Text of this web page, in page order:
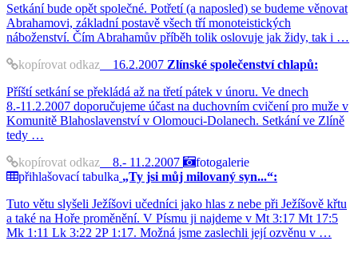
Setkání bude opět společné. Potřetí (a naposled) se budeme věnovat
Abrahamovi, základní postavě všech tří monoteistických
náboženství. Čím Abrahamův příběh tolik oslovuje jak židy, tak i …
kopírovat odkaz 16.2.2007 Zlínské společenství chlapů:
Příští setkání se překládá až na třetí pátek v únoru. Ve dnech
8.-11.2.2007 doporučujeme účast na duchovním cvičení pro muže v
Komunitě Blahoslavenství v Olomouci-Dolanech. Setkání ve Zlíně
tedy …
kopírovat odkaz 8.- 11.2.2007
fotogalerie
přihlašovací tabulka „Ty jsi můj milovaný syn...“:
Tuto větu slyšeli Ježíšovi učedníci jako hlas z nebe při Ježíšově křtu
a také na Hoře proměnění. V Písmu ji najdeme v Mt 3:17 Mt 17:5
Mk 1:11 Lk 3:22 2P 1:17. Možná jsme zaslechli její ozvěnu v …